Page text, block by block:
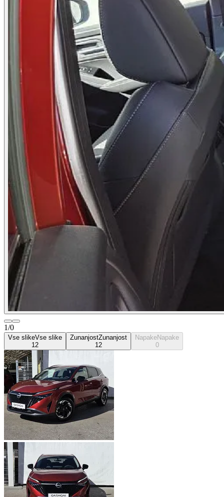
1/0
Vse slikeVse slike
12
ZunanjostZunanjost
12
NapakeNapake
0